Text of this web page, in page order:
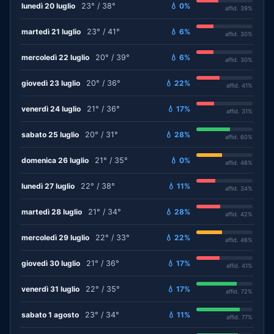
lunedì 20 luglio 23° / 38° 💧 0% affid. 39%
martedì 21 luglio 23° / 41° 💧 6% affid. 30%
mercoledì 22 luglio 20° / 39° 💧 6% affid. 30%
giovedì 23 luglio 20° / 36° 💧 22% affid. 41%
venerdì 24 luglio 21° / 36° 💧 17% affid. 31%
sabato 25 luglio 20° / 31° 💧 28% affid. 60%
domenica 26 luglio 21° / 35° 💧 0% affid. 46%
lunedì 27 luglio 22° / 38° 💧 11% affid. 34%
martedì 28 luglio 21° / 34° 💧 28% affid. 42%
mercoledì 29 luglio 22° / 33° 💧 22% affid. 46%
giovedì 30 luglio 21° / 36° 💧 17% affid. 41%
venerdì 31 luglio 22° / 35° 💧 17% affid. 72%
sabato 1 agosto 23° / 34° 💧 11% affid. 77%